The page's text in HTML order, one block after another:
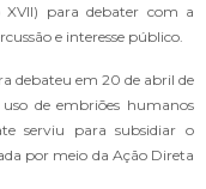
XVII) para debater com a
e interesse público.
debateu em 20 de abril de
de embriões humanos
serviu para subsidiar o
por meio da Ação Direta